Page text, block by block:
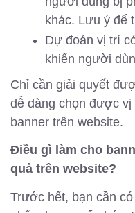
khác. Lưu ý để
Dự đoán vị trí
khiến người
Chỉ cần giải quyết
dễ dàng chọn được
banner trên website.
Điều gì làm cho
quả trên website?
Trước hết, bạn cần